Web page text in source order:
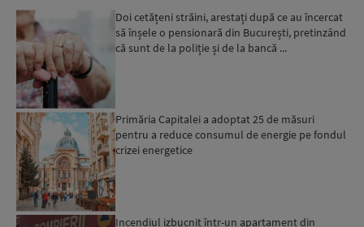
Doi cetățeni străini, arestați după ce au încercat
să înșele o pensionară din București, pretinzând
că sunt de la poliție și de la bancă ...
Primăria Capitalei a adoptat 25 de măsuri
pentru a reduce consumul de energie pe fondul
crizei energetice
Incendiul izbucnit într-un apartament din